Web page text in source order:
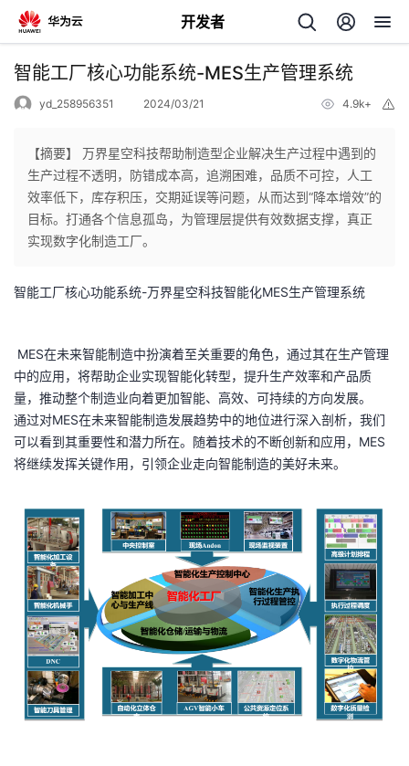
开发者
返
个
页
开
发
者
的
博
客
我
的
论
坛
我
的
圈
子
我
的
直
我
的
我
智能工厂核心功能系统-MES生产管理系统
yd_258956351 2024/03/21 4.9k+
【摘要】 万界星空科技帮助制造型企业解决生产过程中遇到的
生产过程不透明，防错成本高，追溯困难，品质不可控，人工
效率低下，库存积压，交期延误等问题，从而达到“降本增效”的
目标。打通各个信息孤岛，为管理层提供有效数据支撑，真正
实现数字化制造工厂。
智能工厂核心功能系统-万界星空科技智能化MES生产管理系统
​ MES在未来智能制造中扮演着至关重要的角色，通过其在生产管理
中的应用，将帮助企业实现智能化转型，提升生产效率和产品质
量，推动整个制造业向着更加智能、高效、可持续的方向发展。
通过对MES在未来智能制造发展趋势中的地位进行深入剖析，我们
可以看到其重要性和潜力所在。随着技术的不断创新和应用，MES
将继续发挥关键作用，引领企业走向智能制造的美好未来。